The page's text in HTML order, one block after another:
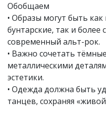
Обобщаем
• Образы могут быть
бунтарские, так и
современный альт-рок.
• Важно сочетать
металлическими
эстетики.
• Одежда должна быть
танцев, сохраняя